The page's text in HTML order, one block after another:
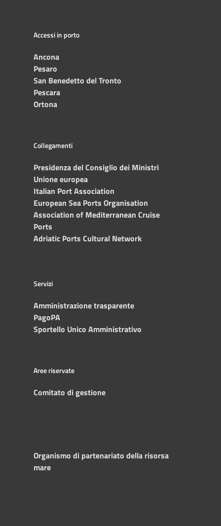
Accessi in porto
Ancona
Pesaro
San Benedetto del Tronto
Pescara
Ortona
Collegamenti
Presidenza del Consiglio dei Ministri
Unione europea
Italian Port Association
European Sea Ports Organisation
Association of Mediterranean Cruise
Ports
Adriatic Ports Cultural Network
Servizi
Amministrazione trasparente
PagoPA
Sportello Unico Amministrativo
Aree riservate
Comitato di gestione
Organismo di partenariato della risorsa
mare